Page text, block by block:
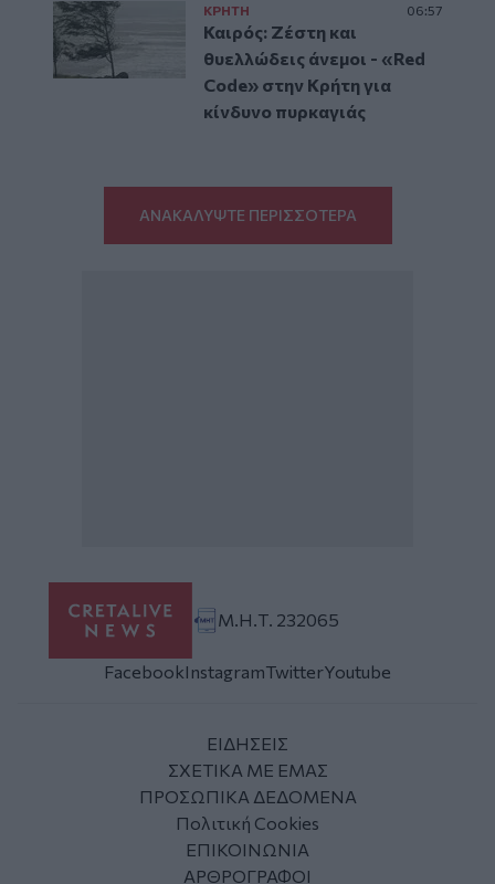
ΚΡΗΤΗ 06:57
Καιρός: Ζέστη και
θυελλώδεις άνεμοι - «Red
Code» στην Κρήτη για
κίνδυνο πυρκαγιάς
ΑΝΑΚΑΛΥΨΤΕ ΠΕΡΙΣΣΟΤΕΡΑ
Μ.Η.Τ. 232065
FacebookInstagramTwitterYoutube
ΕΙΔΗΣΕΙΣ
ΣΧΕΤΙΚΑ ΜΕ ΕΜΑΣ
ΠΡΟΣΩΠΙΚΑ ΔΕΔΟΜΕΝΑ
Πολιτική Cookies
ΕΠΙΚΟΙΝΩΝΙΑ
ΑΡΘΡΟΓΡΑΦΟΙ